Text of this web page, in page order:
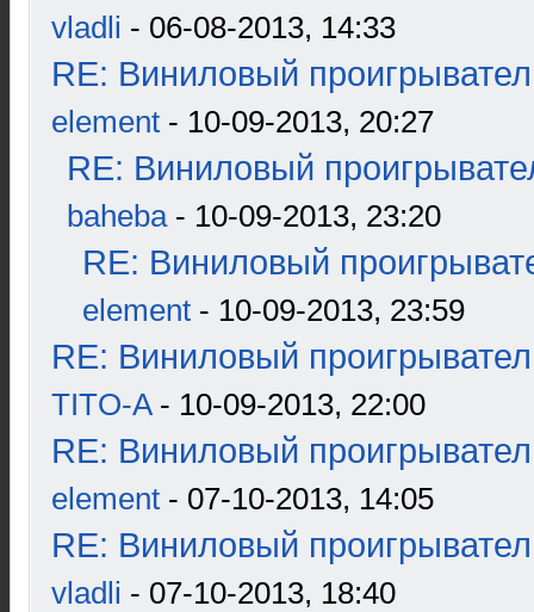
vladli - 06-08-2013, 14:33
RE: Виниловый
element - 10-09-2013, 20:27
RE: Виниловый
baheba- 10-09-2013, 23:20
RE: Виниловый
element - 10-09-2013, 23:59
RE: Виниловый
TITO-A- 10-09-2013, 22:00
RE: Виниловый
element - 07-10-2013, 14:05
RE: Виниловый
vladli - 07-10-2013, 18:40